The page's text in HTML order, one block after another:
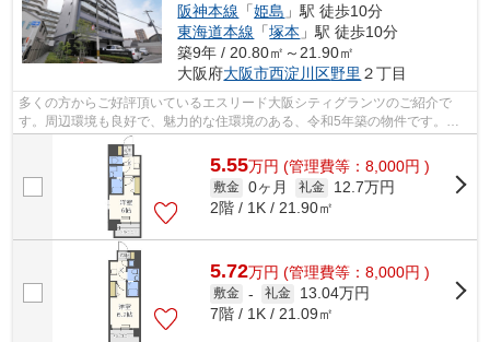
阪神本線 「姫島 」駅 徒歩10分
東海道本線 「塚本 」駅 徒歩10分
築9年 / 20.80㎡～21.90㎡
大阪府大阪市西淀川区野里 ２丁目
多くの方からご好評頂いているエスリード大阪シティグランツのご紹介で
す。周辺環境も良好で、魅力的な住環境のある、令和5年築の物件です。共
用部にはエレベータ・敷地内ごみ置き場な...
5.55万円 (管理費等：8,000円 )
敷金 0ヶ月 礼金
12.7万円
2階 / 1K / 21.90㎡
5.72万円 (管理費等：8,000円 )
敷金 - 礼金
13.04万円
7階 / 1K / 21.09㎡